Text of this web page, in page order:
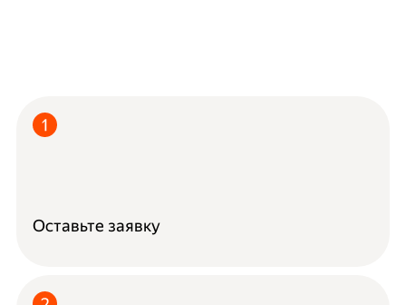
Оставьте заявку